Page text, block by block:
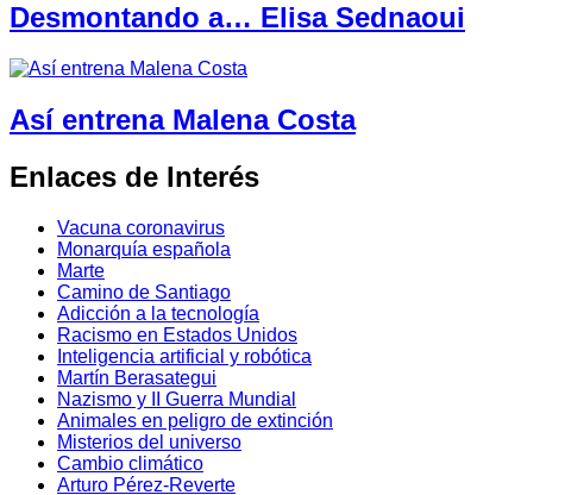
Desmontando a… Elisa Sednaoui
Así entrena Malena Costa
Enlaces de Interés
Vacuna coronavirus
Monarquía española
Marte
Camino de Santiago
Adicción a la tecnología
Racismo en Estados Unidos
Inteligencia artificial y robótica
Martín Berasategui
Nazismo y II Guerra Mundial
Animales en peligro de extinción
Misterios del universo
Cambio climático
Arturo Pérez-Reverte